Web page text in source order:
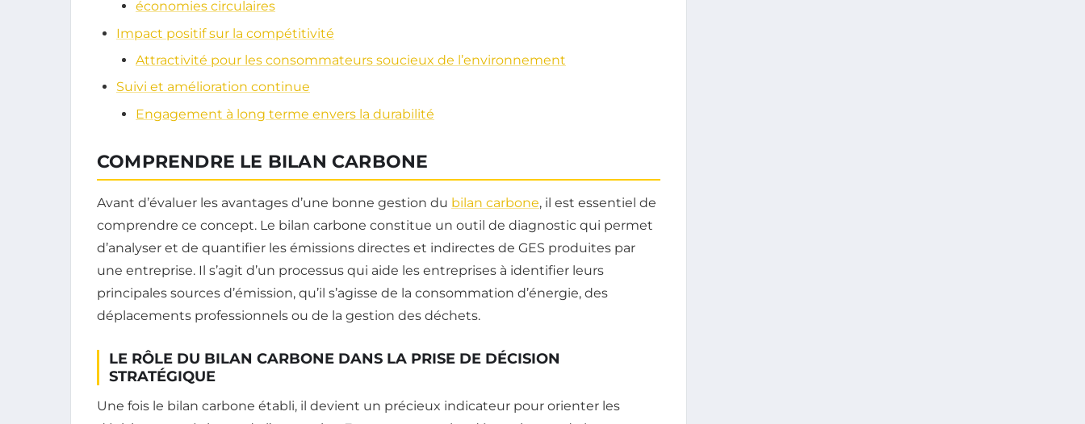
économies circulaires
Impact positif sur la compétitivité
Attractivité pour les consommateurs soucieux de l’environnement
Suivi et amélioration continue
Engagement à long terme envers la durabilité
COMPRENDRE LE BILAN CARBONE
Avant d’évaluer les avantages d’une bonne gestion du bilan carbone, il est essentiel de
comprendre ce concept. Le bilan carbone constitue un outil de diagnostic qui permet
d’analyser et de quantifier les émissions directes et indirectes de GES produites par
une entreprise. Il s’agit d’un processus qui aide les entreprises à identifier leurs
principales sources d’émission, qu’il s’agisse de la consommation d’énergie, des
déplacements professionnels ou de la gestion des déchets.
LE RÔLE DU BILAN CARBONE DANS LA PRISE DE DÉCISION
STRATÉGIQUE
Une fois le bilan carbone établi, il devient un précieux indicateur pour orienter les